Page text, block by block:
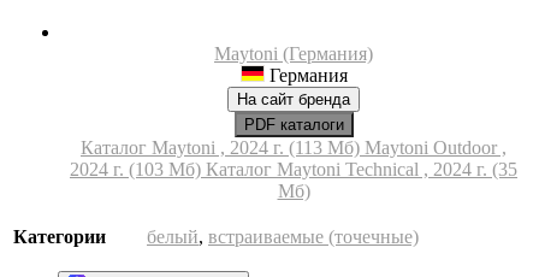
Maytoni (Германия)
Германия
На сайт бренда
PDF каталоги
Каталог Maytoni , 2024 г. (113 Мб) Maytoni Outdoor ,
2024 г. (103 Мб) Каталог Maytoni Technical , 2024 г. (35
Мб)
Категории белый, встраиваемые (точечные)